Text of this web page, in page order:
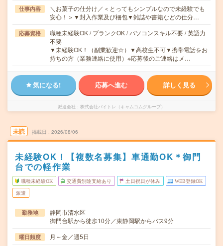
仕事内容
＼お菓子の仕分け／＜とってもシンプルなので未経験でも
安心！＞▼封入作業及び梱包▼雑誌や書籍などの仕分…
応募資格
職種未経験OK / ブランクOK / パソコンスキル不要 / 英語力
不要
▼未経験OK！（副業歓迎☆）▼高校生不可▼携帯電話をお
持ちの方（業務連絡に使用）※応募後のご連絡はメ…
気になる! 応募へ進む 詳しく見る
派遣会社 株式会社バイトレ（キャムコムグループ）
未読 掲載日 2026/08/06
未経験OK！【複数名募集】車通勤OK＊御門
台での軽作業
職種未経験OK 交通費別途支給あり 土日祝日が休み WEB登録OK
派遣
勤務地
静岡市清水区
御門台駅から徒歩10分／東静岡駅からバス9分
曜日頻度 月～金／週5日